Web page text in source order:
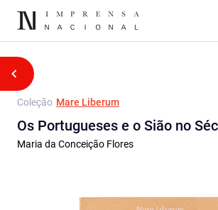
Coleção Mare Liberum
Os Portugueses e o Sião no
Maria da Conceição Flores